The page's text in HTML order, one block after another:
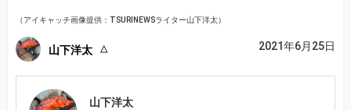
（アイキャッチ画像提供：TSURINEWSライター山下洋太）
山下洋太 2021年6月25日
山下洋太